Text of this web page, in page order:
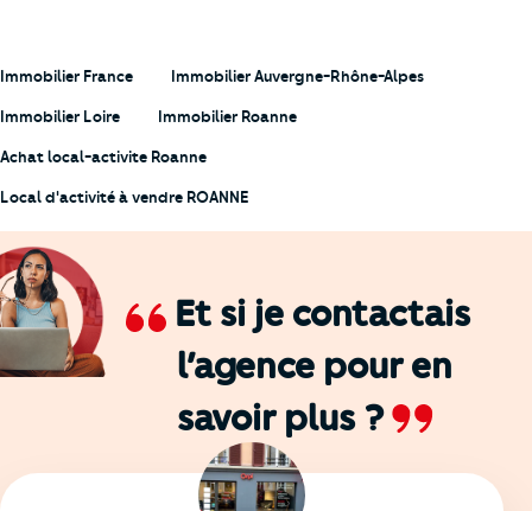
Immobilier France Immobilier Auvergne-Rhône-Alpes
Immobilier Loire Immobilier Roanne
Achat local-activite Roanne
Local d'activité à vendre ROANNE
Et si je contactais
l’agence pour en
savoir plus ?